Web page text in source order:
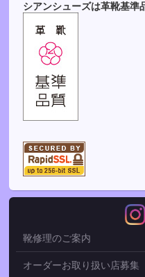
シアンシューズは革靴基準
靴修理のご案内
オーダーお取り扱い店募集